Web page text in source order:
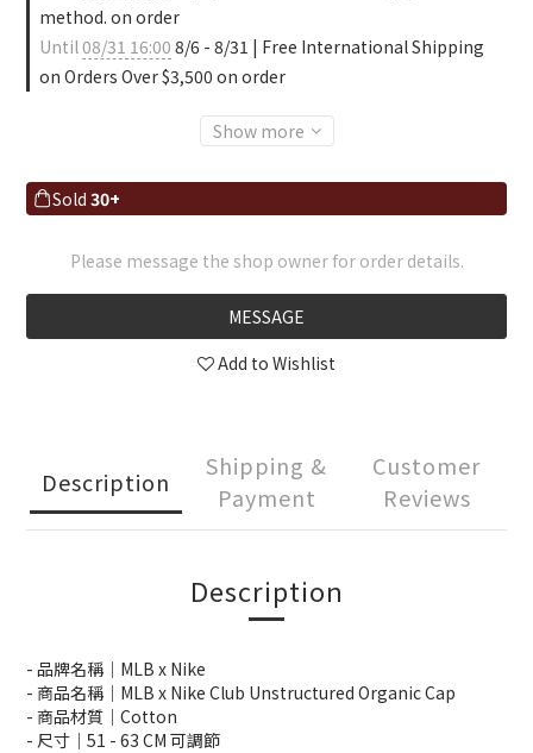
method. on order
Until08/31 16:00 8/6 - 8/31 | Free International Shipping
on Orders Over $3,500 on order
Show more
Sold 30+
Please message the shop owner for order details.
MESSAGE
Add to Wishlist
Description
Shipping &
Payment
Customer
Reviews
Description
- 品牌名稱｜MLB x Nike
- 商品名稱｜MLB x Nike Club Unstructured Organic Cap
- 商品材質｜Cotton
- 尺寸｜51 - 63 CM 可調節